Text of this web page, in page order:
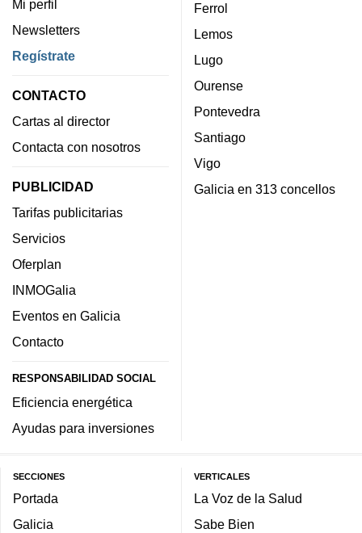
Mi perfil
Newsletters
Regístrate
CONTACTO
Cartas al director
Contacta con nosotros
PUBLICIDAD
Tarifas publicitarias
Servicios
Oferplan
INMOGalia
Eventos en Galicia
Contacto
RESPONSABILIDAD SOCIAL
Eficiencia energética
Ayudas para inversiones
Ferrol
Lemos
Lugo
Ourense
Pontevedra
Santiago
Vigo
Galicia en 313 concellos
SECCIONES
Portada
Galicia
VERTICALES
La Voz de la Salud
Sabe Bien